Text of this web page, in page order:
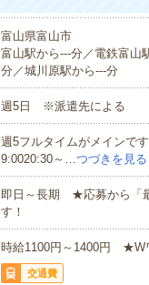
富山県富山市
富山駅から---分／電鉄富山
分／城川原駅から---分
週5日 ※派遣先による
週5フルタイムがメインで
9:0020:30～…つづきを見る
即日～長期 ★応募から「
す！
時給1100円～1400円 ★W
交通費